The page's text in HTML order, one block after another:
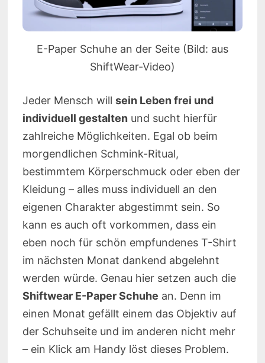
E-Paper Schuhe an der Seite (Bild: aus
ShiftWear-Video)
Jeder Mensch will sein Leben frei und
individuell gestalten und sucht hierfür
zahlreiche Möglichkeiten. Egal ob beim
morgendlichen Schmink-Ritual,
bestimmtem Körperschmuck oder eben der
Kleidung – alles muss individuell an den
eigenen Charakter abgestimmt sein. So
kann es auch oft vorkommen, dass ein
eben noch für schön empfundenes T-Shirt
im nächsten Monat dankend abgelehnt
werden würde. Genau hier setzen auch die
Shiftwear E-Paper Schuhe an. Denn im
einen Monat gefällt einem das Objektiv auf
der Schuhseite und im anderen nicht mehr
– ein Klick am Handy löst dieses Problem.